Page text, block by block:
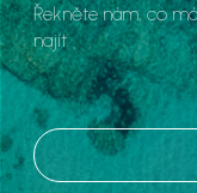
Řekněte nám, co
najít.